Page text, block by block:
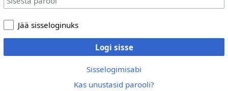
Jää sisseloginuks
Logi sisse
Sisselogimisabi
Kas unustasid parooli?